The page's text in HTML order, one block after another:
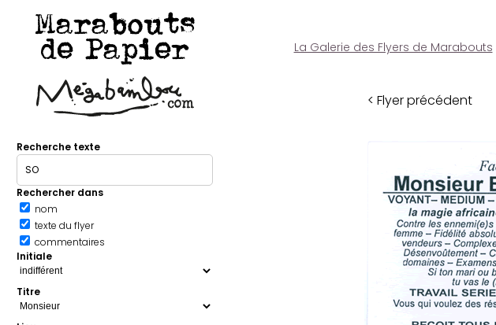
Marabouts
de Papier
Recherche texte
Rechercher dans
nom
texte du flyer
commentaires
Initiale
Titre
La Galerie des Flyers de Marabouts
< Flyer précédent